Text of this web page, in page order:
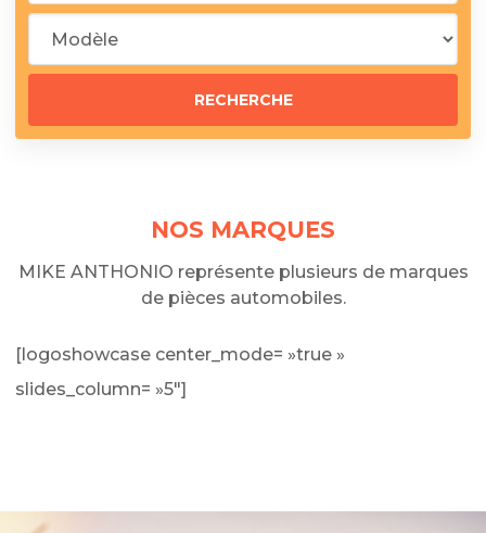
NOS MARQUES
MIKE ANTHONIO représente plusieurs de marques
de pièces automobiles.
[logoshowcase center_mode= »true »
slides_column= »5″]